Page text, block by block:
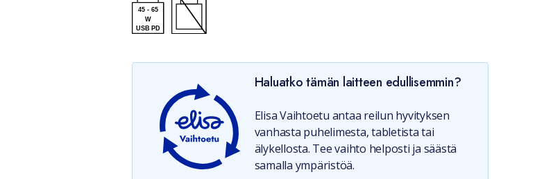
45- 65
W
USB PD
Haluatko tämän laitteen edullisemmin?
Elisa Vaihtoetu antaa reilun hyvityksen
vanhasta puhelimesta, tabletista tai
älykellosta. Tee vaihto helposti ja säästä
samalla ympäristöä.